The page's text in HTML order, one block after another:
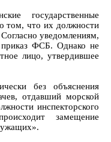
государственные
том, что их должности
уведомлениям,
приказ ФСБ. Однако не
лицо, утвердившее
без объяснения
отдавший морской
инспекторского
замещение